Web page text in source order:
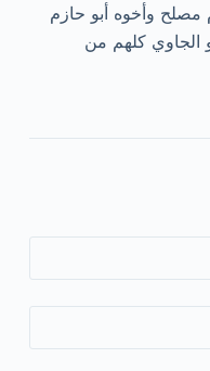
مصلح وأخوه أبو حازم
كلهم من